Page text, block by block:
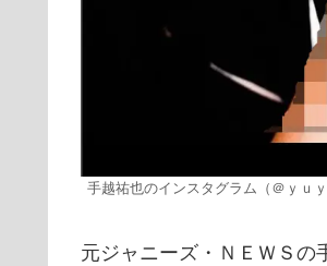
手越祐也のインスタグラム（＠ｙｕ
元ジャニーズ・ＮＥＷＳの